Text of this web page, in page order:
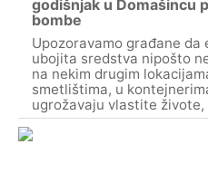
godišnjak u Domašincu
bombe
Upozoravamo građane da
ubojita sredstva nipošto
na nekim drugim
smetlištima, u
ugrožavaju vlastite